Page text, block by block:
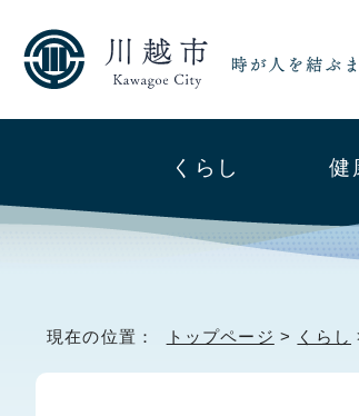
くらし 健
現在の位置： トップページ > くらし